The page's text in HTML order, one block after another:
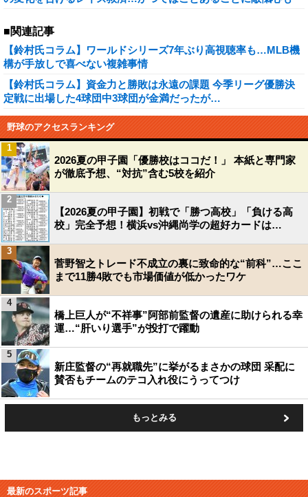
■関連記事
【鈴村氏コラム】ワールドシリーズ7年ぶり高視聴率も…MLB機
構が手放しで喜べない複雑事情
【鈴村氏コラム】資金力と勝敗は永遠の課題 今季リーグ優勝決
定戦に出場した4球団中3球団が金満だったが…
野球のアクセスランキング
2026夏の甲子園「優勝校はココだ！」 本紙と専門家
が徹底予想、“対抗”含む5校を紹介
1
【2026夏の甲子園】初戦で「勝つ高校」「負ける高
校」完全予想！横浜vs沖縄尚学の超好カードは…
2
菅野智之トレード不成立の裏に致命的な“前科”…ここ
まで11勝4敗でも市場価値が低かったワケ
3
橋上巨人が“不祥事”阿部前監督の遺産に助けられる幸
運…“肝いり選手”が投打で躍動
4
新庄監督の“再就職先”に挙がるまさかの球団 采配に
賛否もチームのテコ入れ役にうってつけ
5
もっとみる
最新のスポーツ記事